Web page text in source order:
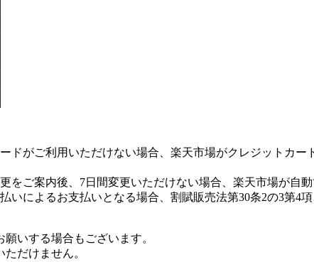
ドがご利用いただけない場合、楽天市場がクレジットカ
をご案内後、7日間変更いただけない場合、楽天市場が自
いによるお支払いとなる場合、割賦販売法第30条2の3第4
いする場合もございます。
だけません。